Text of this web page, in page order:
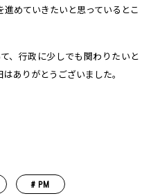
進めていきたいと思っているとこ
、行政に少しでも関わりたいと
ありがとうございました。
PM